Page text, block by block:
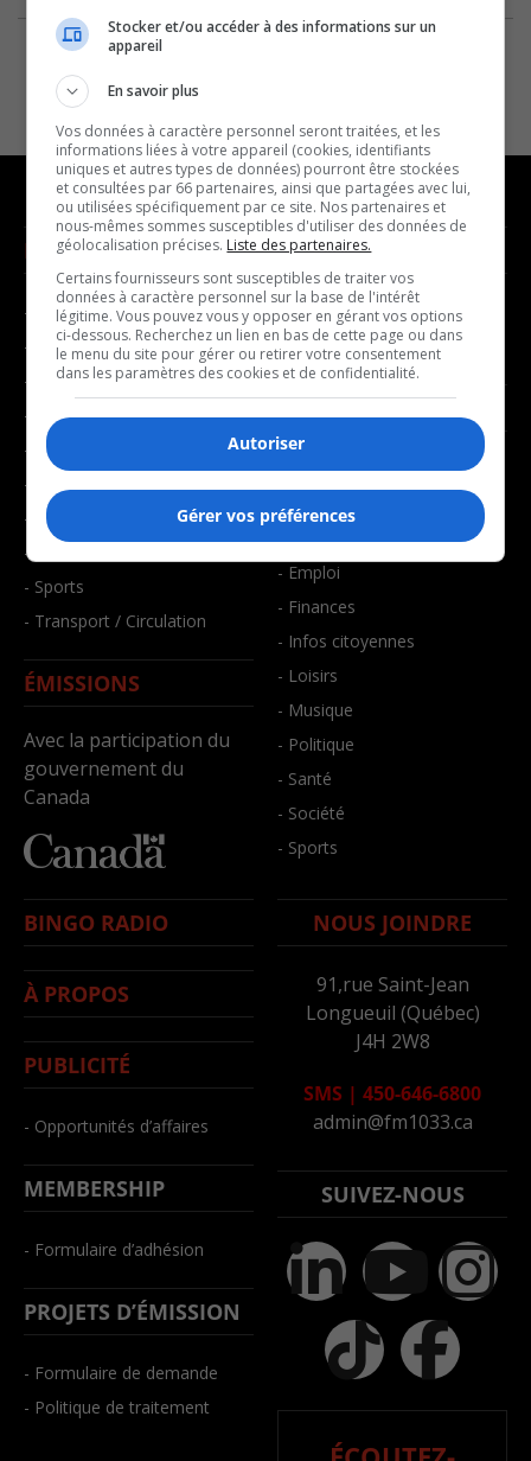
NOUVELLES
- Affaires municipales
- Communauté / Social
- Culture
- Économie
- Éducation
- Environnement
- Faits divers
- Santé et bien-être
- Sports
- Transport / Circulation
ÉMISSIONS
Avec la participation du
gouvernement du
Canada
MUSIQUE
- Décompte franco
- Joué récemment
BALADOS
- Affaires
- Art de vivre
- Bien-être
- Emploi
- Finances
- Infos citoyennes
- Loisirs
- Musique
- Politique
- Santé
- Société
- Sports
BINGO RADIO
À PROPOS
PUBLICITÉ
- Opportunités d’affaires
MEMBERSHIP
- Formulaire d’adhésion
PROJETS D’ÉMISSION
- Formulaire de demande
- Politique de traitement
NOUS JOINDRE
91,rue Saint-Jean
Longueuil (Québec)
J4H 2W8
SMS | 450-646-6800
admin@fm1033.ca
SUIVEZ-NOUS
Stocker et/ou accéder à des informations sur un
appareil
En savoir plus
Vos données à caractère personnel seront traitées, et les
informations liées à votre appareil (cookies, identifiants
uniques et autres types de données) pourront être stockées
et consultées par 66 partenaires, ainsi que partagées avec lui,
ou utilisées spécifiquement par ce site. Nos partenaires et
nous-mêmes sommes susceptibles d'utiliser des données de
géolocalisation précises. Liste des partenaires.
Certains fournisseurs sont susceptibles de traiter vos
données à caractère personnel sur la base de l'intérêt
légitime. Vous pouvez vous y opposer en gérant vos options
ci-dessous. Recherchez un lien en bas de cette page ou dans
le menu du site pour gérer ou retirer votre consentement
dans les paramètres des cookies et de confidentialité.
Autoriser
Gérer vos préférences